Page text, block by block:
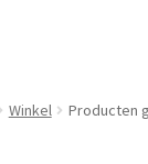
Winkel Producten